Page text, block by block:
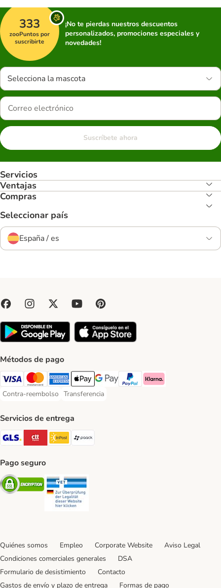
333
zooPuntos por
suscribirte
¡No te pierdas nuestros descuentos
personalizados, promociones especiales y
novedades!
Selecciona la mascota
Suscríbete ahora
Servicios
Ventajas
Compras
Seleccionar país
España / es
Métodos de pago
Visa Payment Method
Mastercard Payment Method
American Express Payment Method
Apple Pay Payment Method
Google Pay Payment Method
PayPal Payment Method
Klarna Payment Method
Contra-reembolso
Contra-reembolso Payment Method
Transferencia
Transferencia Payment Method
Servicios de entrega
GLS Shipping Method
CTTExpress Shipping Method
InPost Shipping Method
paack Shipping Method
Pago seguro
Security
Quiénes somos Empleo Corporate Website
Aviso Legal
Condiciones comerciales generales
DSA
Formulario de desistimiento
Contacto
Gastos de envío y plazo de entrega
Formas de pago